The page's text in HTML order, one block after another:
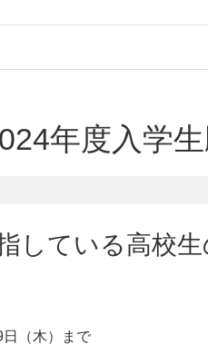
年度入学
している高校
（木）まで